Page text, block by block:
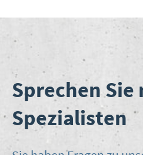
Sprechen
Spezialisten